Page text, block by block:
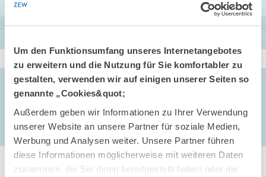
Um den Funktionsumfang unseres Internetangebotes
zu erweitern und die Nutzung für Sie komfortabler zu
gestalten, verwenden wir auf einigen unserer Seiten so
genannte „Cookies&quot;
Außerdem geben wir Informationen zu Ihrer Verwendung
unserer Website an unsere Partner für soziale Medien,
Werbung und Analysen weiter. Unsere Partner führen
diese Informationen möglicherweise mit weiteren Daten
zusammen, die Sie ihnen bereitgestellt haben oder die
Christoph Böhringer
Research Associate
ZUM PROFIL
AUFTRAGGEBER/ZUWENDUNGSGEBER
Bundesministerium für Finanzen